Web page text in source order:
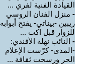
القيادة الفنية لفري ...
- منزل الفنان الروسي
ريبين -بيناتي- يفتح أبوابه
للزوار قبل اكت ...
- النائب نهلة الأفندي:
-المدى- كرّست الإعلام
الحر ورسخت ثقافة ...